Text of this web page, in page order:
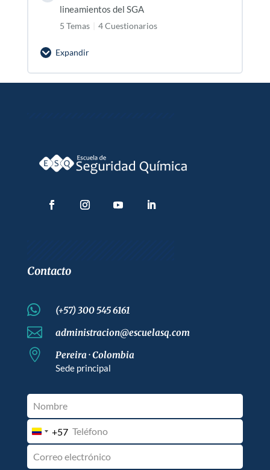
lineamientos del SGA
5 Temas 4 Cuestionarios
Expandir
Elaboración
SGA
Contacto
 (+57) 300 545 6161
 administracion@escuelasq.com
 Pereira · Colombia
Sede principal
Colombia
+57